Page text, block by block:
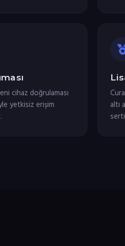
cihaz doğrulaması
yetkisiz erişim
altı